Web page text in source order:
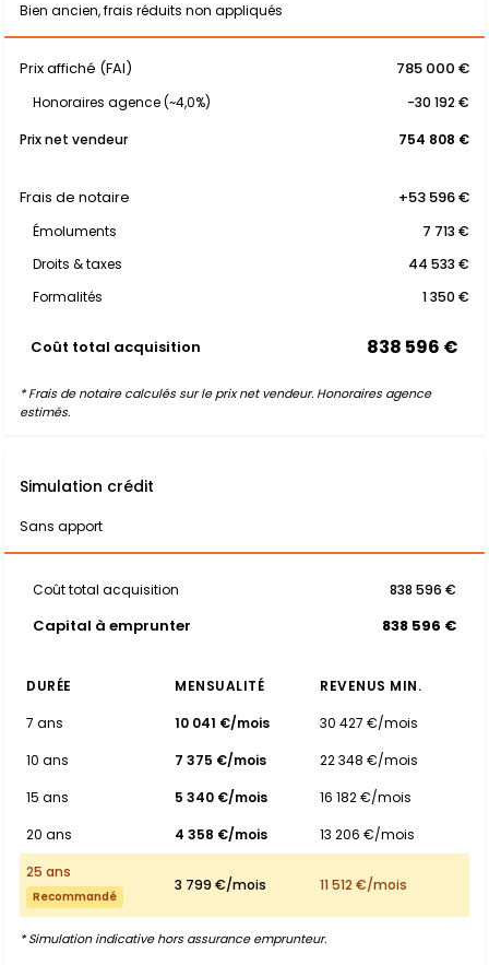
Bien ancien, frais réduits non appliqués
Prix affiché (FAI) 785 000 €
Honoraires agence (~4,0%)
-30 192 €
Prix net vendeur
754 808 €
Frais de notaire +53 596 €
Émoluments
7 713 €
Droits & taxes
44 533 €
Formalités
1 350 €
Coût total acquisition 838 596 €
* Frais de notaire calculés sur le prix net vendeur. Honoraires agence
estimés.
Simulation crédit
Sans apport
Coût total acquisition 838 596 €
Capital à emprunter 838 596 €
DURÉE MENSUALITÉ
REVENUS MIN.
7 ans
10 041 €/mois
30 427 €/mois
10 ans
7 375 €/mois
22 348 €/mois
15 ans
5 340 €/mois
16 182 €/mois
20 ans
4 358 €/mois
13 206 €/mois
25 ans
Recommandé
3 799 €/mois 11 512 €/mois
* Simulation indicative hors assurance emprunteur.